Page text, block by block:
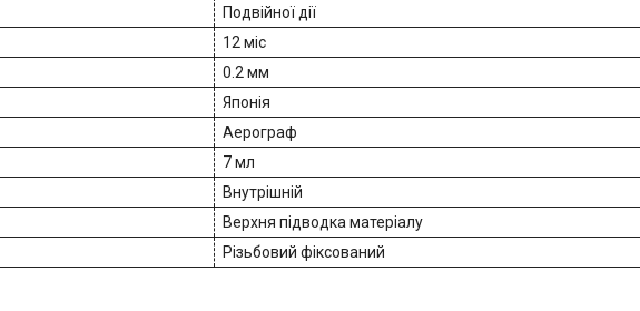
Подвійної дії
12 міс
0.2 мм
Японія
Аерограф
7 мл
Внутрішній
Верхня підводка матеріалу
Різьбовий фіксований